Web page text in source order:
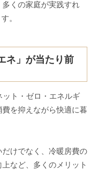
くの家庭が実践すれ
。
ネ」が当たり前
ト・ゼロ・エネルギ
を抑えながら快適に暮
けでなく、冷暖房費の
など、多くのメリット